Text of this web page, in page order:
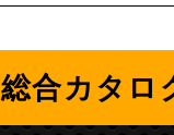
総合カタロ